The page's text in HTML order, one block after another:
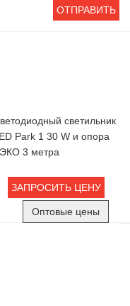
ОТПРАВИТЬ
светильник
Park 1 30 W и опора
3 метра
ЗАПРОСИТЬ ЦЕНУ
Оптовые цены